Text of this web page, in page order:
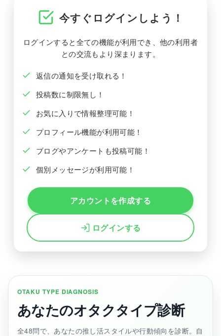
今すぐログインしよう！
ログインすると全ての機能が利用でき、他の利用者
との交流もより深まります。
返信の通知を受け取れる！
投稿数に制限無し！
お気に入りで情報整理可能！
プロフィール機能が利用可能！
ブログやアンケートも投稿可能！
個別メッセージが利用可能！
アカウントを作成する
ログインする
OTAKU TYPE DIAGNOSIS
あなたのオタクタイプ診断
全48問で、あなたの推し活スタイルや行動傾向を診断。自